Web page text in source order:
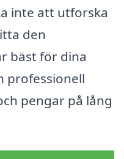
inte att utforska
den
bäst för dina
professionell
pengar på lång